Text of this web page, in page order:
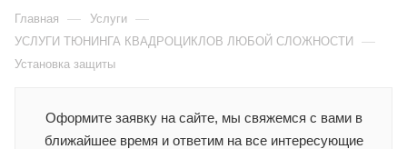
Главная — Услуги —
УСЛУГИ ТЮНИНГА КВАДРОЦИКЛОВ ЛЮБОЙ СЛОЖНОСТИ —
Установка защиты
Оформите заявку на сайте, мы свяжемся с вами в
ближайшее время и ответим на все интересующие